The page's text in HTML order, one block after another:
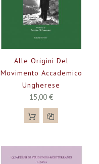
Alle Origini Del
Movimento Accademico
Ungherese
15,00 €